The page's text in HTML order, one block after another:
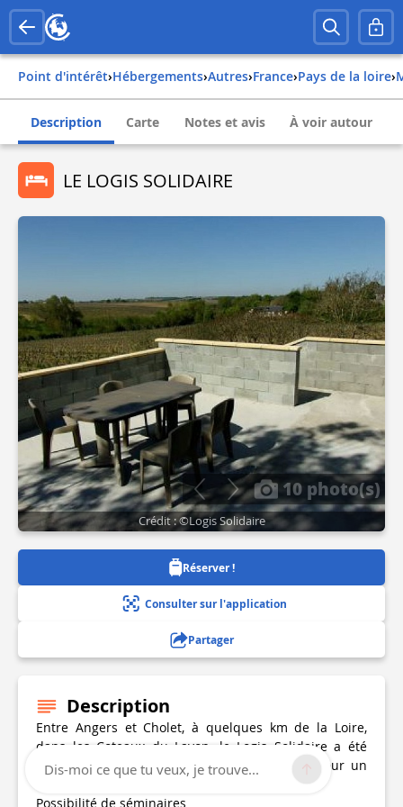
Point d'intérêt› Hébergements› Autres› france› pays de la loire›
Description Carte Notes et avis À voir autour
LE LOGIS SOLIDAIRE
10 photo(s)
Crédit : ©Logis Solidaire
Réserver !
Consulter sur l'application
Partager
Description
Entre Angers et Cholet, à quelques km de la Loire,
dans les Coteaux du Layon, le Logis Solidaire a été
conçu de manière simple mais tout confort pour un
temps à passer au calme.
Possibilité de séminaires
Dis-moi ce que tu veux, je trouve...